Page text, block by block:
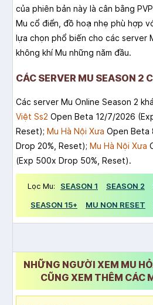
của phiên bản này là cân bằng
Mu cổ điển, đồ hoạ nhẹ phù hợp
lựa chọn phổ biến cho các server
không khí Mu những năm đầu.
CÁC SERVER MU SEASON 2
Các server Mu Online Season 2
Việt Ss2 Open Beta 12/7/2026
Reset); Mu Hà Nội Xưa Open Beta
Drop 20%, Reset); Mu Hà Nội Xưa
(Exp 500x Drop 50%, Reset).
Lọc Mu: SEASON 1 SEASON 2
SEASON 15+
MU NON RESET
NHỮNG NGƯỜI XEM MU
CŨNG XEM THÊM CÁC